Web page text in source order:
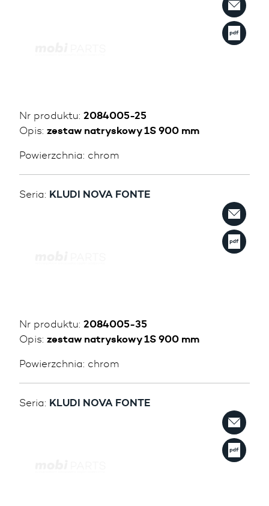
Nr produktu: 2084005-25
Opis: zestaw natryskowy 1S 900 mm
Powierzchnia: chrom
Seria: KLUDI NOVA FONTE
Nr produktu: 2084005-35
Opis: zestaw natryskowy 1S 900 mm
Powierzchnia: chrom
Seria: KLUDI NOVA FONTE